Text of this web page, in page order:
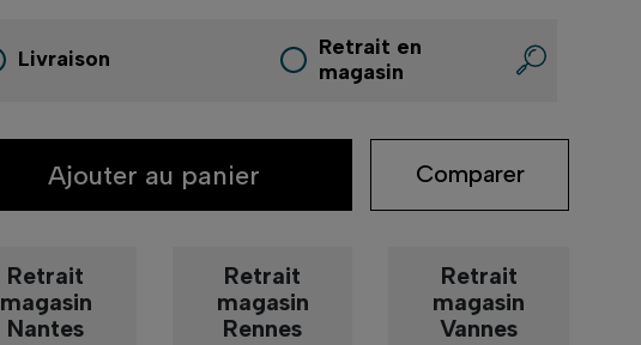
Livraison
Retrait en
magasin
Ajouter au panier Comparer
Retrait
magasin
Nantes
Retrait
magasin
Rennes
Retrait
magasin
Vannes